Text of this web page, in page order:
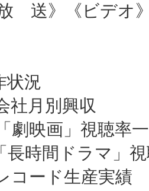
送》《ビデオ
状況
社月別興収
劇映画」視聴率
長時間ドラマ」
コード生産実績